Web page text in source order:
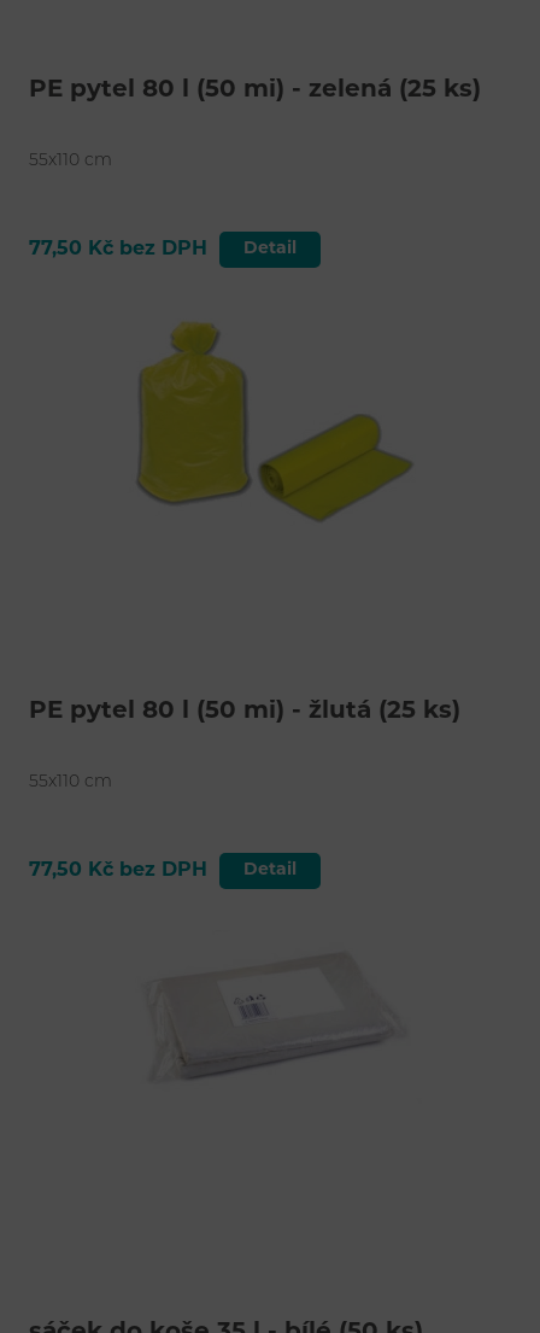
PE pytel 80 l (50 mi) - zelená (25 ks)
55x110 cm
77,50 Kč bez DPH Detail
PE pytel 80 l (50 mi) - žlutá (25 ks)
55x110 cm
77,50 Kč bez DPH Detail